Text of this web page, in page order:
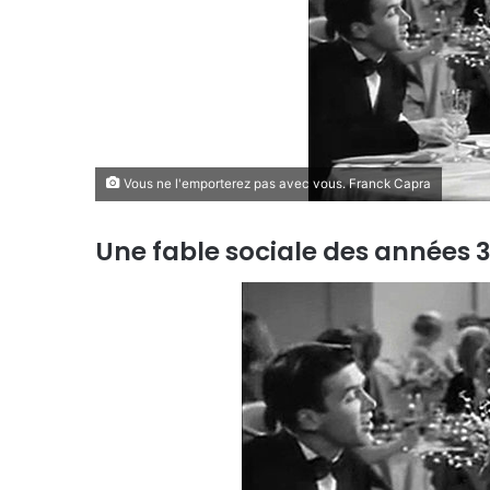
Vous ne l'emporterez pas avec vous. Franck Capra
Une fable sociale des années